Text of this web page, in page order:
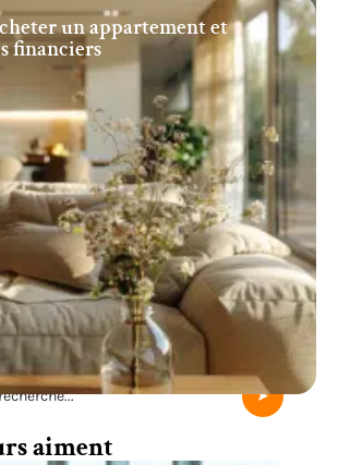
un appartement et
financiers
aiment